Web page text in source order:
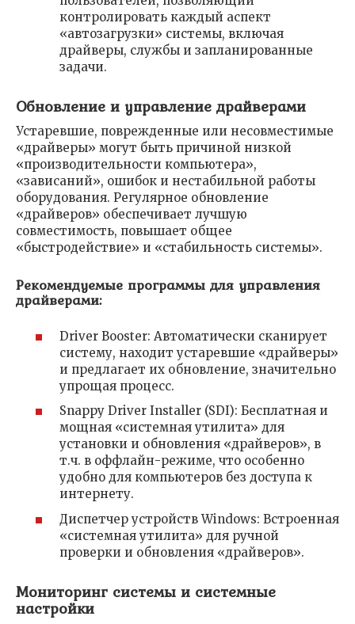
контролировать каждый аспект
«автозагрузки» системы, включая
драйверы, службы и запланированные
задачи.
Обновление и управление драйверами
Устаревшие, поврежденные или несовместимые
«драйверы» могут быть причиной низкой
«производительности компьютера»,
«зависаний», ошибок и нестабильной работы
оборудования. Регулярное обновление
«драйверов» обеспечивает лучшую
совместимость, повышает общее
«быстродействие» и «стабильность системы».
Рекомендуемые программы для управления
драйверами:
Driver Booster: Автоматически сканирует
систему, находит устаревшие «драйверы»
и предлагает их обновление, значительно
упрощая процесс.
Snappy Driver Installer (SDI): Бесплатная и
мощная «системная утилита» для
установки и обновления «драйверов», в
т.ч. в оффлайн-режиме, что особенно
удобно для компьютеров без доступа к
интернету.
Диспетчер устройств Windows: Встроенная
«системная утилита» для ручной
проверки и обновления «драйверов».
Мониторинг системы и системные
настройки